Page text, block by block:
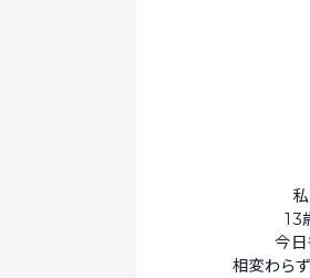
13
今日
相変わら